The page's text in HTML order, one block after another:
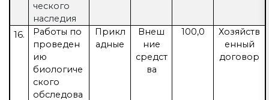
ческого
наследия
16.
Работы по
проведен
ию
биологиче
ского
обследова
Прикл
адные
Внеш
ние
средст
ва
100,0
Хозяйств
енный
договор